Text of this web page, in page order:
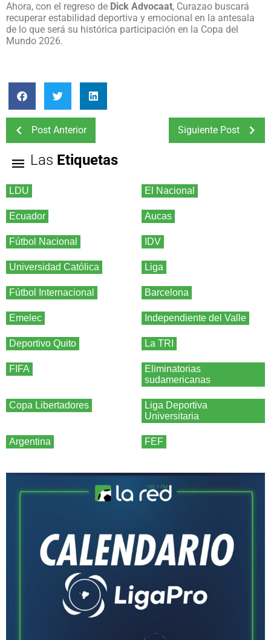
Ahora, con el regreso de Dick Advocaat, Curazao buscará
recuperar estabilidad deportiva y emocional en la antesala
de lo que será su histórica participación en la Copa del
Mundo 2026.
Post Anterior Siguiente Post
Las Etiquetas
LDU El Nacional
Ecuador Aucas
Fútbol Nacional IDV
Universidad Católica Liga
Fútbol Internacional Barcelona
Emelec Independiente del Valle
Deportivo Quito La TRI
FIFA
Eliminatorias
sudamericanas
Copa Libertadores
Liga Deportiva
Universitaria
Argentina FEF